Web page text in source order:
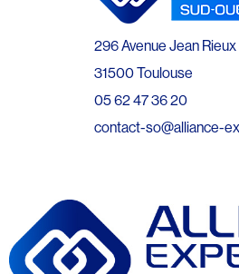
296 Avenue Jean Rieux
31500 Toulouse
05 62 47 36 20
contact-so@alliance-